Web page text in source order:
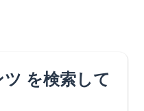
を検索して